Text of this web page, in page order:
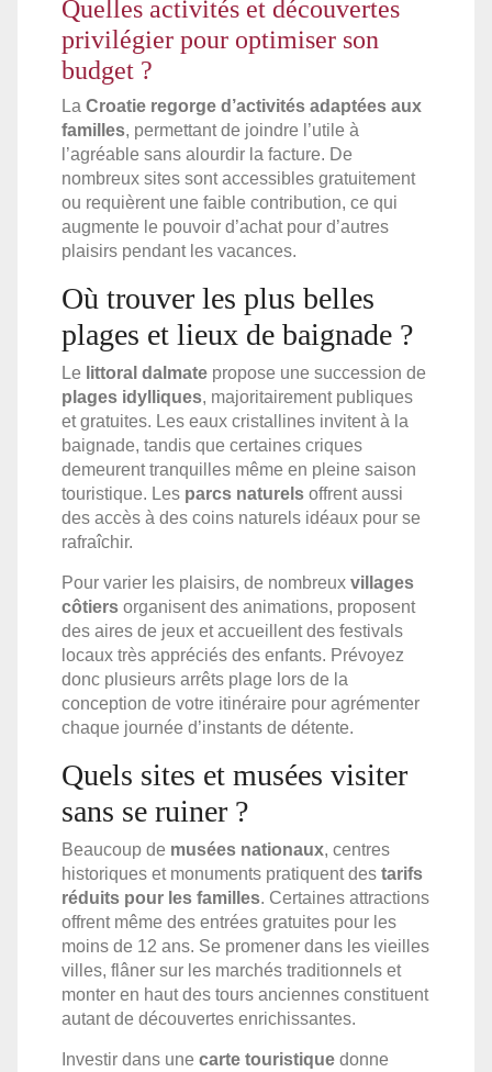
Quelles activités et découvertes
privilégier pour optimiser son
budget ?
La Croatie regorge d’activités adaptées aux
familles, permettant de joindre l’utile à
l’agréable sans alourdir la facture. De
nombreux sites sont accessibles gratuitement
ou requièrent une faible contribution, ce qui
augmente le pouvoir d’achat pour d’autres
plaisirs pendant les vacances.
Où trouver les plus belles
plages et lieux de baignade ?
Le littoral dalmate propose une succession de
plages idylliques, majoritairement publiques
et gratuites. Les eaux cristallines invitent à la
baignade, tandis que certaines criques
demeurent tranquilles même en pleine saison
touristique. Les parcs naturels offrent aussi
des accès à des coins naturels idéaux pour se
rafraîchir.
Pour varier les plaisirs, de nombreux villages
côtiers organisent des animations, proposent
des aires de jeux et accueillent des festivals
locaux très appréciés des enfants. Prévoyez
donc plusieurs arrêts plage lors de la
conception de votre itinéraire pour agrémenter
chaque journée d’instants de détente.
Quels sites et musées visiter
sans se ruiner ?
Beaucoup de musées nationaux, centres
historiques et monuments pratiquent des tarifs
réduits pour les familles. Certaines attractions
offrent même des entrées gratuites pour les
moins de 12 ans. Se promener dans les vieilles
villes, flâner sur les marchés traditionnels et
monter en haut des tours anciennes constituent
autant de découvertes enrichissantes.
Investir dans une carte touristique donne